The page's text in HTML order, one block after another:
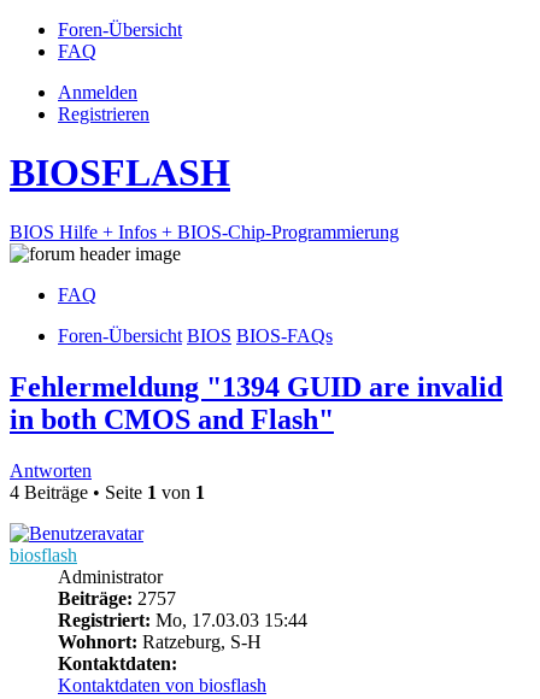
Foren-Übersicht
FAQ
Anmelden
Registrieren
BIOSFLASH
BIOS Hilfe + Infos + BIOS-Chip-Programmierung
FAQ
Foren-Übersicht BIOS BIOS-FAQs
Fehlermeldung "1394 GUID are invalid
in both CMOS and Flash"
Antworten
4 Beiträge • Seite 1 von 1
biosflash
Administrator
Beiträge: 2757
Registriert: Mo, 17.03.03 15:44
Wohnort: Ratzeburg, S-H
Kontaktdaten:
Kontaktdaten von biosflash